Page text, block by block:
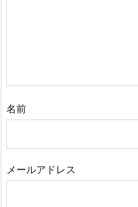
名前
メールアドレス